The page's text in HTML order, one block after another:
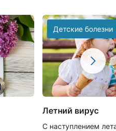
Детские болезни
Летний вирус
С наступлением